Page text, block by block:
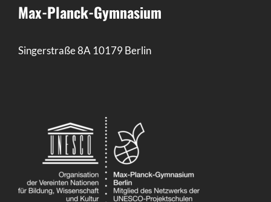
Max-Planck-Gymnasium
Singerstraße 8A 10179 Berlin